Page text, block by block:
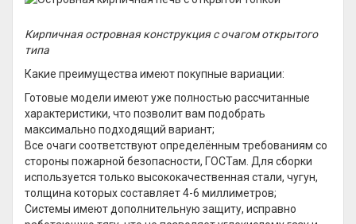
Кирпичная островная конструкция с очагом открытого
типа
Какие преимущества имеют покупные вариации:
Готовые модели имеют уже полностью рассчитанные
характеристики, что позволит вам подобрать
максимально подходящий вариант;
Все очаги соответствуют определённым требованиям со
стороны пожарной безопасности, ГОСТам. Для сборки
используется только высококачественная стали, чугун,
толщина которых составляет 4-6 миллиметров;
Системы имеют дополнительную защиту, исправно